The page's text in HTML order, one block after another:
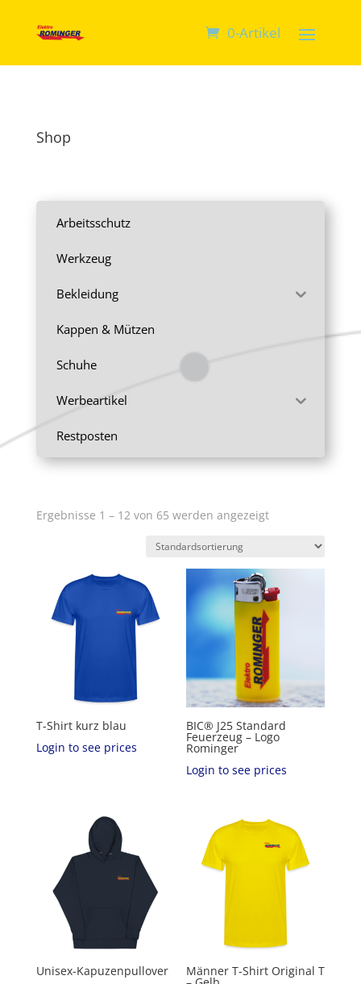
0-Artikel
Shop
Arbeitsschutz
Werkzeug
Bekleidung
Kappen & Mützen
Schuhe
Werbeartikel
Restposten
Ergebnisse 1 – 12 von 65 werden angezeigt
T-Shirt kurz blau
Login to see prices
BIC® J25 Standard
Feuerzeug – Logo
Rominger
Login to see prices
Unisex-Kapuzenpullover
Männer T-Shirt Original T